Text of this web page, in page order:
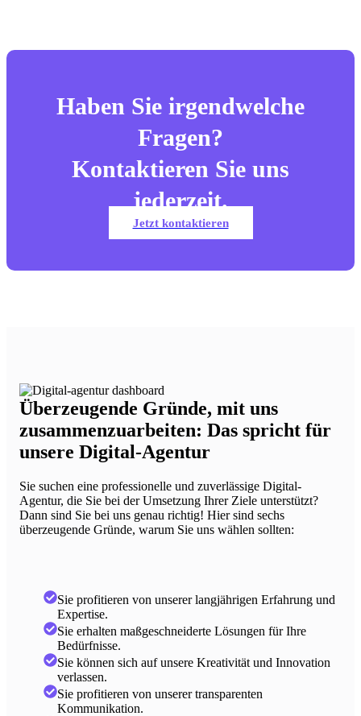
Haben Sie irgendwelche
Fragen?
Kontaktieren Sie uns
jederzeit.
Jetzt kontaktieren
Überzeugende Gründe, mit uns
zusammenzuarbeiten: Das spricht für
unsere Digital-Agentur
Sie suchen eine professionelle und zuverlässige Digital-
Agentur, die Sie bei der Umsetzung Ihrer Ziele unterstützt?
Dann sind Sie bei uns genau richtig! Hier sind sechs
überzeugende Gründe, warum Sie uns wählen sollten:
Sie profitieren von unserer langjährigen Erfahrung und
Expertise.
Sie erhalten maßgeschneiderte Lösungen für Ihre
Bedürfnisse.
Sie können sich auf unsere Kreativität und Innovation
verlassen.
Sie profitieren von unserer transparenten
Kommunikation.